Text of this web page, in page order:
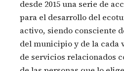
desde 2015 una serie de
para el desarrollo del
activo, siendo consciente
del municipio y de la cada
de servicios relacionados